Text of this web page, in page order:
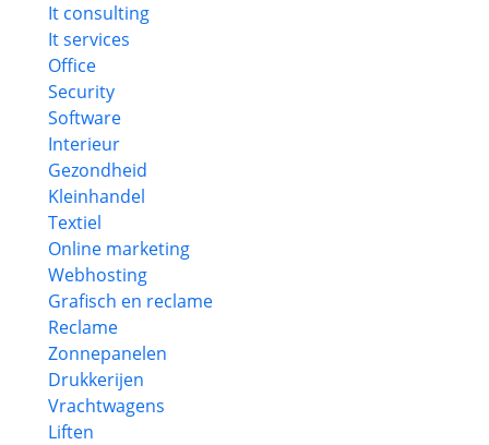
It consulting
It services
Office
Security
Software
Interieur
Gezondheid
Kleinhandel
Textiel
Online marketing
Webhosting
Grafisch en reclame
Reclame
Zonnepanelen
Drukkerijen
Vrachtwagens
Liften